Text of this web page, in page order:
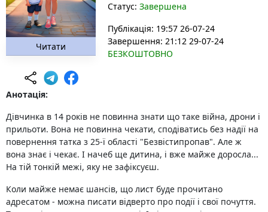
Читати
Статус: Завершена
Публікація: 19:57 26-07-24
Завершення: 21:12 29-07-24
БЕЗКОШТОВНО
Анотація:
Дівчинка в 14 років не повинна знати що таке війна, дрони і
прильоти. Вона не повинна чекати, сподіватись без надії на
повернення татка з 25-ї області "Безвістипропав". Але ж
вона знає і чекає. І начеб ще дитина, і вже майже доросла...
На тій тонкій межі, яку не зафіксуєш.
Коли майже немає шансів, що лист буде прочитано
адресатом - можна писати відверто про події і свої почуття.